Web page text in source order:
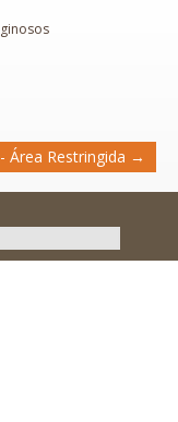
Área Restringida →